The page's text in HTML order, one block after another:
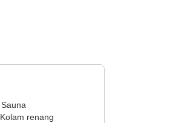
Sauna
Kolam renang